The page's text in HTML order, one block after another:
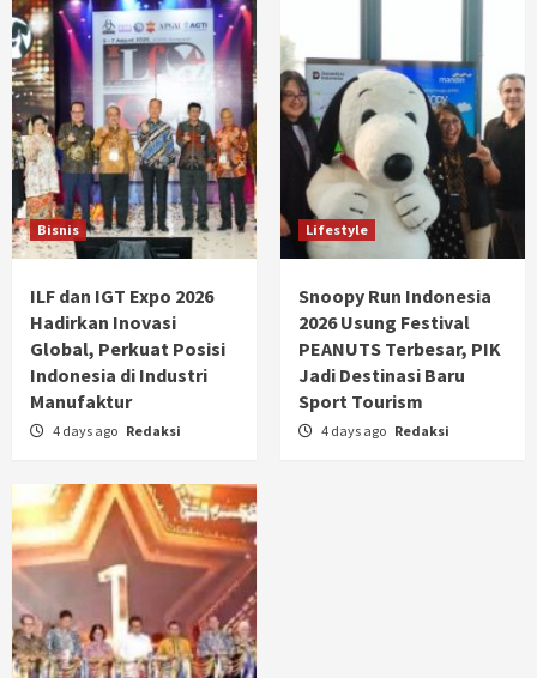
Bisnis
ILF dan IGT Expo 2026
Hadirkan Inovasi
Global, Perkuat Posisi
Indonesia di Industri
Manufaktur
4 days ago Redaksi
Lifestyle
Snoopy Run Indonesia
2026 Usung Festival
PEANUTS Terbesar, PIK
Jadi Destinasi Baru
Sport Tourism
4 days ago Redaksi